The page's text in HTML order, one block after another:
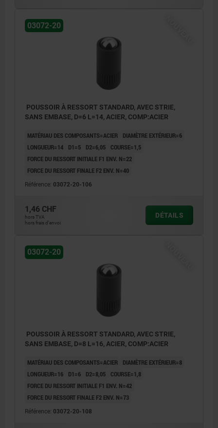
03072-20
POUSSOIR À RESSORT STANDARD, AVEC STRIE,
SANS EMBASE, D=6 L=14, ACIER, COMP:ACIER
MATÉRIAU DES COMPOSANTS=ACIER
DIAMÈTRE EXTÉRIEUR=6
LONGUEUR=14
D1=5 D2=6,05
COURSE=1,5
FORCE DU RESSORT INITIALE F1 ENV. N=22
FORCE DU RESSORT FINALE F2 ENV. N=40
Référence: 03072-20-106
1,46 CHF
hors TVA
hors frais d’envoi
DÉTAILS
03072-20
POUSSOIR À RESSORT STANDARD, AVEC STRIE,
SANS EMBASE, D=8 L=16, ACIER, COMP:ACIER
MATÉRIAU DES COMPOSANTS=ACIER
DIAMÈTRE EXTÉRIEUR=8
LONGUEUR=16
D1=6 D2=8,05
COURSE=1,8
FORCE DU RESSORT INITIALE F1 ENV. N=42
FORCE DU RESSORT FINALE F2 ENV. N=73
Référence: 03072-20-108